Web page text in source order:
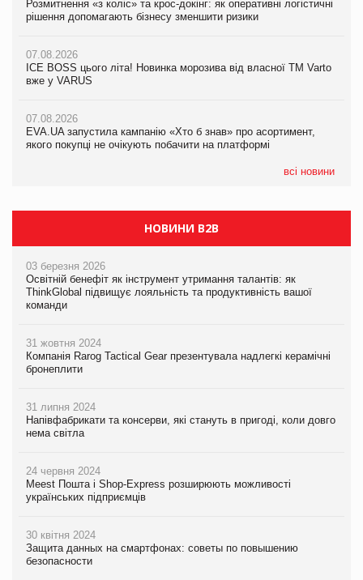
Розмитнення «з коліс» та крос-докінг: як оперативні логістичні
рішення допомагають бізнесу зменшити ризики
07.08.2026
ICE BOSS цього літа! Новинка морозива від власної ТМ Varto
вже у VARUS
07.08.2026
EVA.UA запустила кампанію «Хто б знав» про асортимент,
якого покупці не очікують побачити на платформі
всі новини
07.08.2026
EVA.UA запустила кампанію «Хто б знав» про асортимент,
06.08.2026
Смачна новинка для хвостатих: у VARUS з’явилися паучі
05.08.2026
Мережа супермаркетів VARUS купує мережу магазинів
Kraft Heinz скоротила збиток у першому півріччі
Продажі Hugo Boss впали на 9%
НОВИНИ B2B
03 березня 2026
Освітній бенефіт як інструмент утримання талантів: як
ThinkGlobal підвищує лояльність та продуктивність вашої
команди
31 жовтня 2024
Компанія Rarog Tactical Gear презентувала надлегкі керамічні
бронеплити
31 липня 2024
Напівфабрикати та консерви, які стануть в пригоді, коли довго
нема світла
24 червня 2024
Meest Пошта і Shop-Express розширюють можливості
українських підприємців
30 квітня 2024
Защита данных на смартфонах: советы по повышению
безопасности